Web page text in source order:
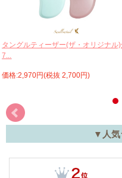
タングルティーザー(ザ・オリジナル)
7...
価格:2,970円(税抜 2,700円)
▼人気